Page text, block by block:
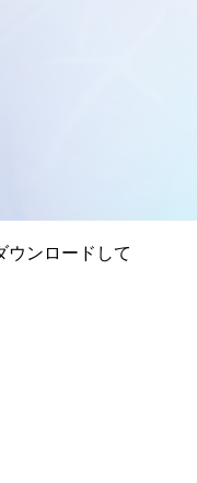
ウンロードして